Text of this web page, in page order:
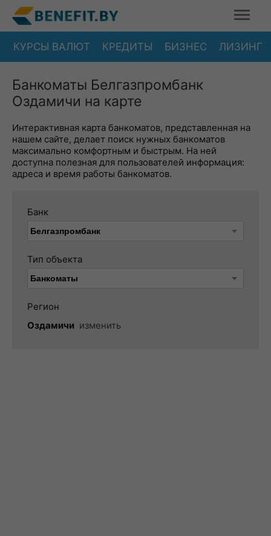
КУРСЫ ВАЛЮТ КРЕДИТЫ БИЗНЕС ЛИЗИНГ
Банкоматы Белгазпромбанк
Оздамичи на карте
Интерактивная карта банкоматов, представленная на
нашем сайте, делает поиск нужных банкоматов
максимально комфортным и быстрым. На ней
доступна полезная для пользователей информация:
адреса и время работы банкоматов.
Банк
Тип объекта
Регион
Оздамичи изменить